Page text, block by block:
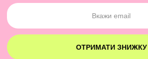
ОТРИМАТИ ЗНИЖКУ